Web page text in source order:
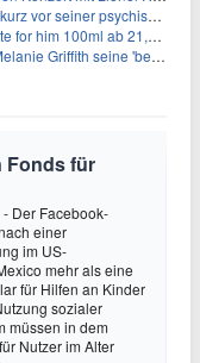
psychischen Krise aus dem Haus
100ml ab 21,84€ im Sparabo
seine 'beste Freundin'
Fonds für
Der Facebook-
einer
im US-
mehr als eine
für Hilfen an Kinder
sozialer
müssen in dem
Nutzer im Alter